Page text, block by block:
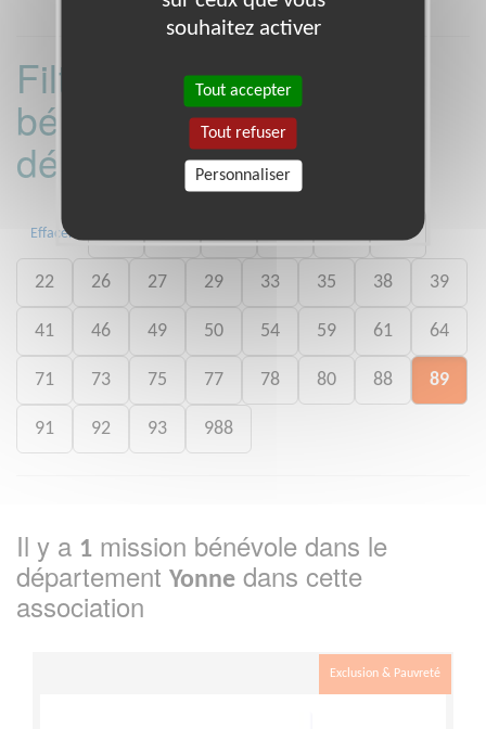
Filtrer les missions
bénévoles par
département :
Effacer
22 26 27 29 33 35 38 39
41 46 49 50 54 59 61 64
71 73 75 77 78 80 88 89
91 92 93 988
Il y a 1 mission bénévole dans le
département Yonne dans cette
association
Exclusion & Pauvreté
souhaitez activer
Tout accepter
Tout refuser
Personnaliser